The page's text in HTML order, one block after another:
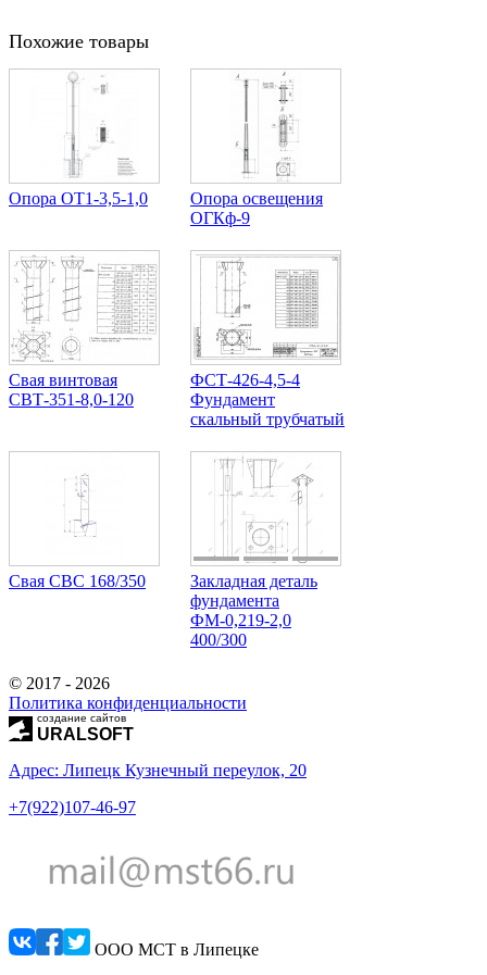
Похожие товары
Опора ОТ1-3,5-1,0
Опора освещения
ОГКф-9
Свая винтовая
СВТ-351-8,0-120
ФСТ-426-4,5-4
Фундамент
скальный трубчатый
Свая СВС 168/350
Закладная деталь
фундамента
ФМ-0,219-2,0
400/300
© 2017 - 2026
Политика конфиденциальности
создание сайтов
URALSOFT
Адрес: Липецк Кузнечный переулок, 20
+7(922)107-46-97
ООО МСТ в Липецке